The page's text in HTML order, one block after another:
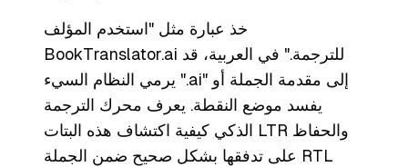
خذ عبارة مثل "استخدم المؤلف
BookTranslator.ai للترجمة." في العربية، قد
يرمي النظام السيء ".ai" إلى مقدمة الجملة أو
يفسد موضع النقطة. يعرف محرك الترجمة
الذكي كيفية اكتشاف هذه البتات LTR والحفاظ
على تدفقها بشكل صحيح ضمن الجملة RTL